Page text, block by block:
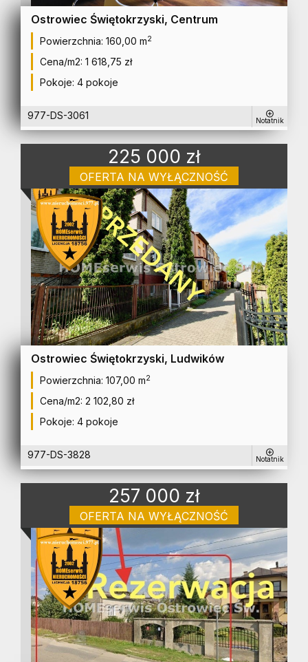
Ostrowiec Świętokrzyski, Centrum
Powierzchnia: 160,00 m2
Cena/m2: 1 618,75 zł
Pokoje: 4 pokoje
977-DS-3061 Notatnik
225 000 zł
OFERTA NA WYŁĄCZNOŚĆ
dom na sprzedaż
Ostrowiec Świętokrzyski, Ludwików
Powierzchnia: 107,00 m2
Cena/m2: 2 102,80 zł
Pokoje: 4 pokoje
977-DS-3828 Notatnik
257 000 zł
OFERTA NA WYŁĄCZNOŚĆ
dom na sprzedaż